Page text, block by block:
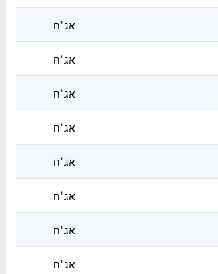
אג"ח
אג"ח
אג"ח
אג"ח
אג"ח
אג"ח
אג"ח
אג"ח